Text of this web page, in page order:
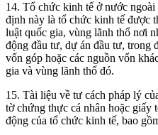
14. Tổ chức kinh tế ở nước
định này là tổ chức kinh tế được
luật quốc gia, vùng lãnh thổ nơi
động đầu tư, dự án đầu tư, trong
vốn góp hoặc các nguồn vốn
gia và vùng lãnh thổ đó.
15. Tài liệu về tư cách pháp lý
tờ chứng thực cá nhân hoặc giấy
động của tổ chức kinh tế, bao